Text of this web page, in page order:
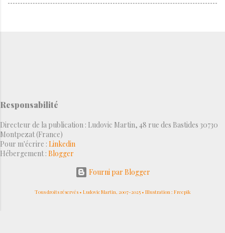
Responsabilité
Directeur de la publication : Ludovic Martin, 48 rue des Bastides 30730
Montpezat (France)
Pour m'écrire : Linkedin
Hébergement : Blogger
Fourni par Blogger
Tous droits réservés • Ludovic Martin, 2007-2025 • Illustration : Freepik